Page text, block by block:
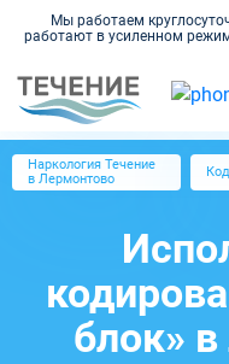
Мы работаем
работают в усиленном
Наркология Течение
в Лермонтово
блок»